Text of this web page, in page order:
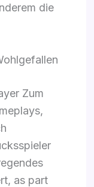
die
Zum
as part